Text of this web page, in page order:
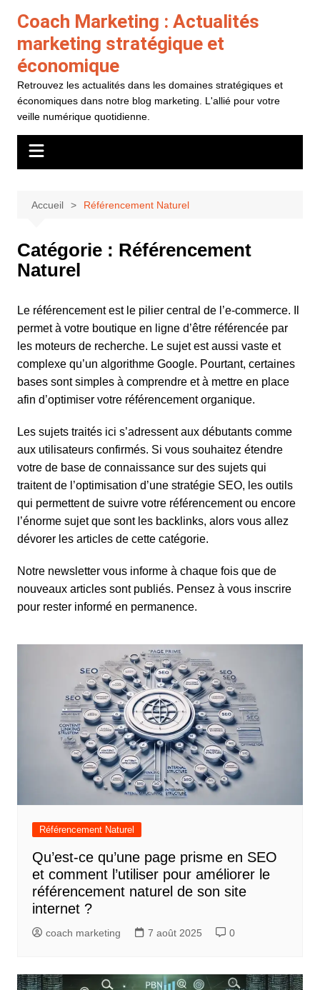
contenu
Coach Marketing : Actualités
marketing stratégique et
économique
Retrouvez les actualités dans les domaines stratégiques et
économiques dans notre blog marketing. L'allié pour votre
veille numérique quotidienne.
Accueil Référencement Naturel
Catégorie : Référencement
Naturel
Le référencement est le pilier central de l’e-commerce. Il
permet à votre boutique en ligne d’être référencée par
les moteurs de recherche. Le sujet est aussi vaste et
complexe qu’un algorithme Google. Pourtant, certaines
bases sont simples à comprendre et à mettre en place
afin d’optimiser votre référencement organique.
Les sujets traités ici s’adressent aux débutants comme
aux utilisateurs confirmés. Si vous souhaitez étendre
votre de base de connaissance sur des sujets qui
traitent de l’optimisation d’une stratégie SEO, les outils
qui permettent de suivre votre référencement ou encore
l’énorme sujet que sont les backlinks, alors vous allez
dévorer les articles de cette catégorie.
Notre newsletter vous informe à chaque fois que de
nouveaux articles sont publiés. Pensez à vous inscrire
pour rester informé en permanence.
Référencement Naturel
Qu’est-ce qu’une page prisme en SEO
et comment l’utiliser pour améliorer le
référencement naturel de son site
internet ?
coach marketing 7 août 2025 0